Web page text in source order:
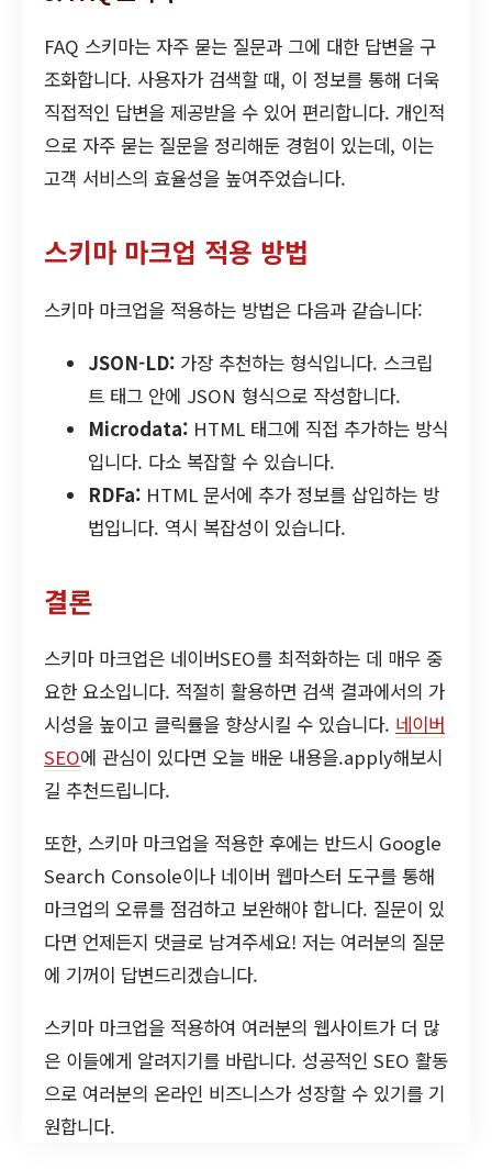
FAQ 스키마는 자주 묻는 질문과 그에 대한 답변을 구
조화합니다. 사용자가 검색할 때, 이 정보를 통해 더욱
직접적인 답변을 제공받을 수 있어 편리합니다. 개인적
으로 자주 묻는 질문을 정리해둔 경험이 있는데, 이는
고객 서비스의 효율성을 높여주었습니다.
스키마 마크업 적용 방법
스키마 마크업을 적용하는 방법은 다음과 같습니다:
JSON-LD: 가장 추천하는 형식입니다. 스크립
트 태그 안에 JSON 형식으로 작성합니다.
Microdata: HTML 태그에 직접 추가하는 방식
입니다. 다소 복잡할 수 있습니다.
RDFa: HTML 문서에 추가 정보를 삽입하는 방
법입니다. 역시 복잡성이 있습니다.
결론
스키마 마크업은 네이버SEO를 최적화하는 데 매우 중
요한 요소입니다. 적절히 활용하면 검색 결과에서의 가
시성을 높이고 클릭률을 향상시킬 수 있습니다. 네이버
SEO에 관심이 있다면 오늘 배운 내용을.apply해보시
길 추천드립니다.
또한, 스키마 마크업을 적용한 후에는 반드시 Google
Search Console이나 네이버 웹마스터 도구를 통해
마크업의 오류를 점검하고 보완해야 합니다. 질문이 있
다면 언제든지 댓글로 남겨주세요! 저는 여러분의 질문
에 기꺼이 답변드리겠습니다.
스키마 마크업을 적용하여 여러분의 웹사이트가 더 많
은 이들에게 알려지기를 바랍니다. 성공적인 SEO 활동
으로 여러분의 온라인 비즈니스가 성장할 수 있기를 기
원합니다.